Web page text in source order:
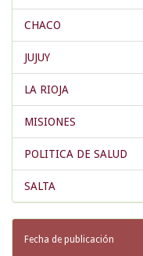
CHACO
JUJUY
LA RIOJA
MISIONES
POLITICA DE SALUD
SALTA
Fecha de publicación